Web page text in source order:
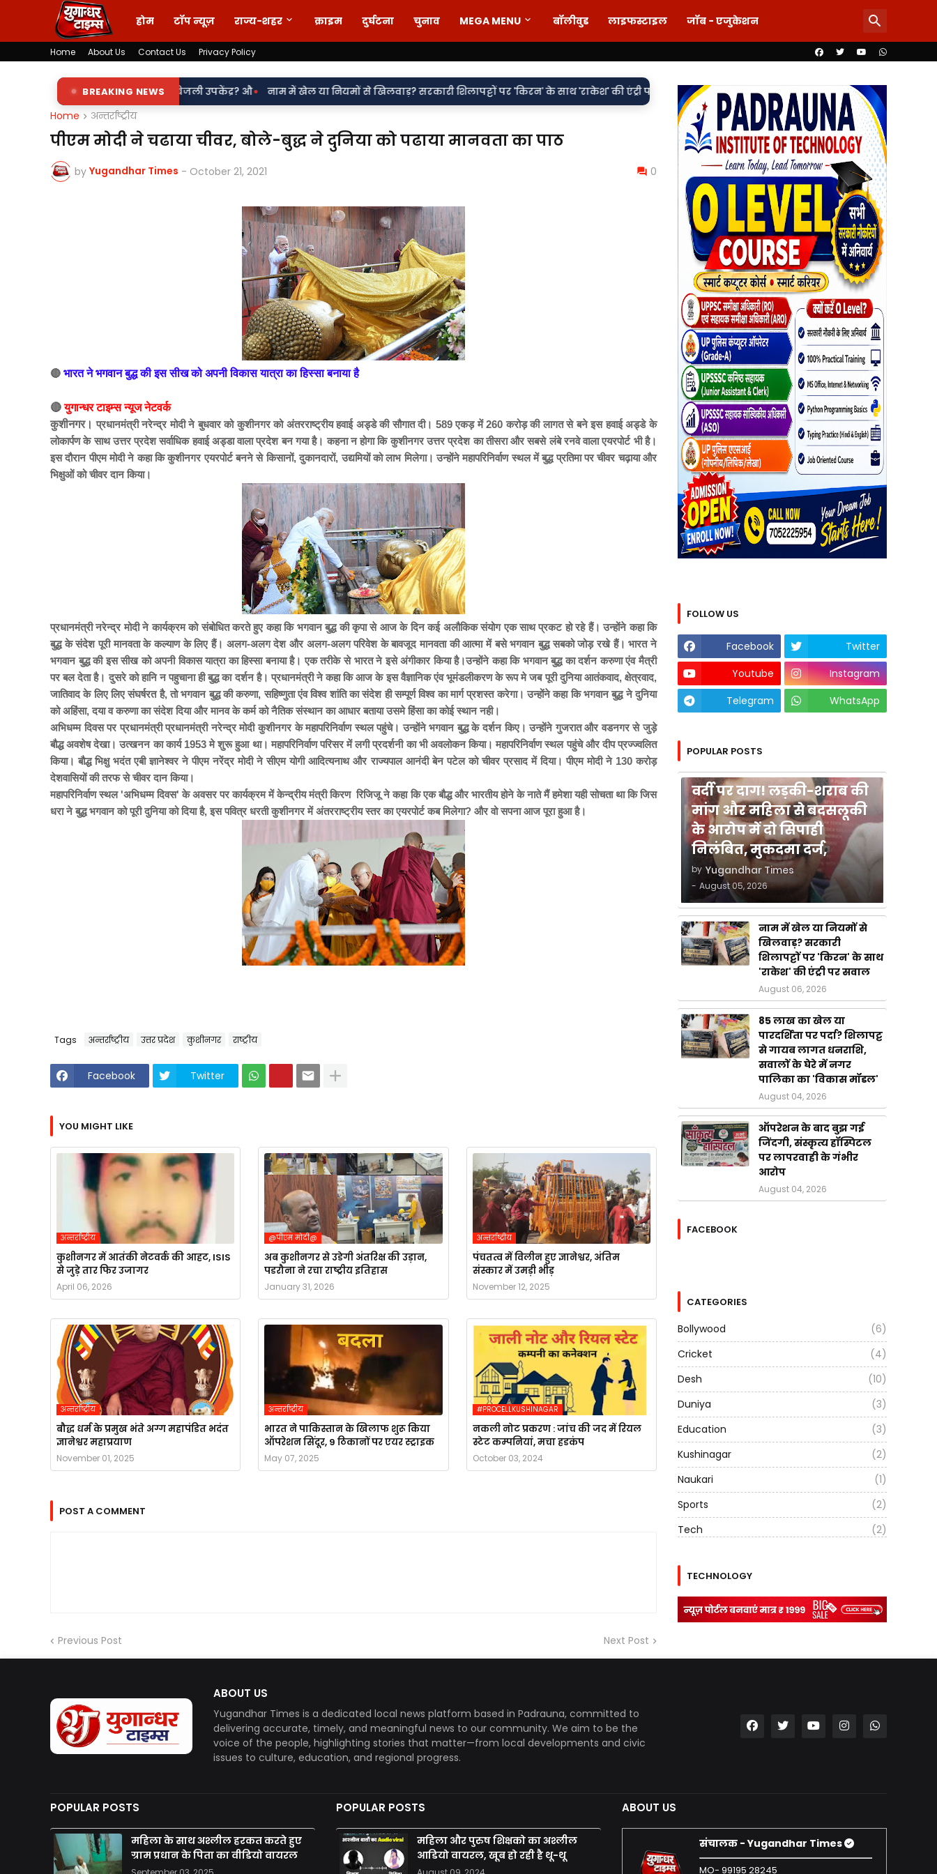
होम टॉप न्यूज़ राज्य-शहर क्राइम दुर्घटना चुनाव MEGA MENU बॉलीवुड लाइफस्टाइल जॉब - एजुकेशन
Home About Us Contact Us Privacy Policy
BREAKING NEWS
पर चल रहा पडरौना बिजली उपकेंद्र? औ • नाम में खेल या नियमों से खिलवाड़? सरकारी शिलापट्टों पर 'किरन' के साथ 'राकेश' की एंट्री पर सवाल• वर्दी पर दाग! लड़की-शराब की मांग और महिला से बदसलूकी के आरोप में
Home अन्तर्राष्ट्रीय
पीएम मोदी ने चढाया चीवर, बोले-बुद्ध ने दुनिया को पढाया मानवता का पाठ
by Yugandhar Times - October 21, 2021 0
🔴 भारत ने भगवान बुद्ध की इस सीख को अपनी विकास यात्रा का हिस्सा बनाया है
🔴युगान्धर टाइम्स न्यूज नेटवर्क
कुशीनगर। प्रधानमंत्री नरेन्द्र मोदी ने बुधवार को कुशीनगर को अंतरराष्ट्रीय हवाई अड्डे की सौगात दी। 589 एकड़ में 260 करोड़ की लागत से बने इस हवाई अड्डे के
लोकार्पण के साथ उत्तर प्रदेश सर्वाधिक हवाई अड्डा वाला प्रदेश बन गया है। कहना न होगा कि कुशीनगर उत्तर प्रदेश का तीसरा और सबसे लंबे रनवे वाला एयरपोर्ट भी है।
इस दौरान पीएम मोदी ने कहा कि कुशीनगर एयरपोर्ट बनने से किसानों, दुकानदारों, उद्यमियों को लाभ मिलेगा। उन्होंने महापरिनिर्वाण स्थल में बुद्ध प्रतिमा पर चीवर चढ़ाया और
भिक्षुओं को चीवर दान किया।
प्रधानमंत्री नरेन्द्र मोदी ने कार्यक्रम को संबोधित करते हुए कहा कि भगवान बुद्ध की कृपा से आज के दिन कई अलौकिक संयोग एक साथ प्रकट हो रहे हैं। उन्होंने कहा कि
बुद्ध के संदेश पूरी मानवता के कल्याण के लिए हैं। अलग-अलग देश और अलग-अलग परिवेश के बावजूद मानवता की आत्मा में बसे भगवान बुद्ध सबको जोड़ रखे हैं। भारत ने
भगवान बुद्ध की इस सीख को अपनी विकास यात्रा का हिस्सा बनाया है। एक तरीके से भारत ने इसे अंगीकार किया है।उन्होंने कहा कि भगवान बुद्ध का दर्शन करुणा एंव मैत्री
पर बल देता है। दुसरे को हानि न पहुचाना ही बुद्ध का दर्शन है। प्रधानमंत्री ने कहा कि आज के इस वैज्ञानिक एंव भूमंडलीकरण के रूप मे जब पूरी दुनिया आतंकवाद, क्षेत्रवाद,
जातिवाद के लिए लिए संघर्षरत है, तो भगवान बुद्ध की करुणा, सहिष्णुता एंव विश्व शांति का संदेश ही सम्पूर्ण विश्व का मार्ग प्रशस्त करेगा। उन्होंने कहा कि भगवान बुद्ध ने दुनिया
को अहिंसा, दया व करुणा का संदेश दिया और मानव के कर्म को नैतिक संस्थान का आधार बताया उसमे हिंसा का कोई स्थान नही।
अभिधम्म दिवस पर प्रधानमंत्री प्रधानमंत्री नरेन्द्र मोदी कुशीनगर के महापरिनिर्वाण स्थल पहुंचे। उन्होंने भगवान बुद्ध के दर्शन किए। उन्होंने गुजरात और वडनगर से जुड़े
बौद्ध अवशेष देखा। उत्खनन का कार्य 1953 मे शुरू हुआ था। महापरिनिर्वाण परिसर में लगी प्रदर्शनी का भी अवलोकन किया। महापरिनिर्वाण स्थल पहुंचे और दीप प्रज्ज्वलित
किया। बौद्ध भिक्षु भदंत एबी ज्ञानेश्वर ने पीएम नरेंद्र मोदी ने सीएम योगी आदित्यनाथ और राज्यपाल आनंदी बेन पटेल को चीवर प्रसाद में दिया। पीएम मोदी ने 130 करोड़
देशवासियों की तरफ से चीवर दान किया।
महापरिनिर्वाण स्थल 'अभिधम्म दिवस' के अवसर पर कार्यक्रम में केन्द्रीय मंत्री किरण रिजिजू ने कहा कि एक बौद्ध और भारतीय होने के नाते मैं हमेशा यही सोचता था कि जिस
धरा ने बुद्ध भगवान को पूरी दुनिया को दिया है, इस पवित्र धरती कुशीनगर में अंतरराष्ट्रीय स्तर का एयरपोर्ट कब मिलेगा? और वो सपना आज पूरा हुआ है।
Tags अन्तर्राष्ट्रीय उत्तर प्रदेश कुशीनगर राष्ट्रीय
Facebook Twitter
YOU MIGHT LIKE
अन्तर्राष्ट्रीय
कुशीनगर में आतंकी नेटवर्क की आहट, ISIS
से जुड़े तार फिर उजागर
April 06, 2026
@पीएम मोदी@
अब कुशीनगर से उडेगी अंतरिक्ष की उड़ान,
पडरौना ने रचा राष्ट्रीय इतिहास
January 31, 2026
अन्तर्राष्ट्रीय
पंचतत्व में विलीन हुए ज्ञानेश्वर, अंतिम
संस्कार में उमड़ी भीड़
November 12, 2025
अन्तर्राष्ट्रीय
बौद्ध धर्म के प्रमुख भंते अग्ग महापंडित भदंत
ज्ञानेश्वर महाप्रयाण
November 01, 2025
अन्तर्राष्ट्रीय
भारत ने पाकिस्तान के खिलाफ शुरू किया
ऑपरेशन सिंदूर, 9 ठिकानों पर एयर स्ट्राइक
May 07, 2025
#PROCELLKUSHINAGAR
नकली नोट प्रकरण : जांच की जद में रियल
स्टेट कम्पनियां, मचा हडकंप
October 03, 2024
POST A COMMENT
Previous Post Next Post
FOLLOW US
Facebook
Twitter
Youtube
Instagram
Telegram
WhatsApp
POPULAR POSTS
वर्दी पर दाग! लड़की-शराब की
मांग और महिला से बदसलूकी
के आरोप में दो सिपाही
निलंबित, मुकदमा दर्ज,
by Yugandhar Times
- August 05, 2026
नाम में खेल या नियमों से
खिलवाड़? सरकारी
शिलापट्टों पर 'किरन' के साथ
'राकेश' की एंट्री पर सवाल
August 06, 2026
85 लाख का खेल या
पारदर्शिता पर पर्दा? शिलापट्ट
से गायब लागत धनराशि,
सवालों के घेरे में नगर
पालिका का 'विकास मॉडल'
August 04, 2026
ऑपरेशन के बाद बुझ गई
जिंदगी, संस्कृत्य हॉस्पिटल
पर लापरवाही के गंभीर
आरोप
August 04, 2026
FACEBOOK
CATEGORIES
Bollywood
(6)
Cricket
(4)
Desh
(10)
Duniya
(3)
Education
(3)
Kushinagar
(2)
Naukari
(1)
Sports
(2)
Tech
(2)
TECHNOLOGY
ABOUT US
Yugandhar Times is a dedicated local news platform based in Padrauna, committed to
delivering accurate, timely, and meaningful news to our community. We aim to be the
voice of the people, highlighting stories that matter—from local developments and civic
issues to culture, education, and regional progress.
POPULAR POSTS
महिला के साथ अश्लील हरकत करते हुए
ग्राम प्रधान के पिता का वीडियो वायरल
POPULAR POSTS
महिला और पुरुष शिक्षको का अश्लील
आडियो वायरल, खूब हो रही है थू-थू
ABOUT US
संचालक - Yugandhar Times
MO- 99195 28245